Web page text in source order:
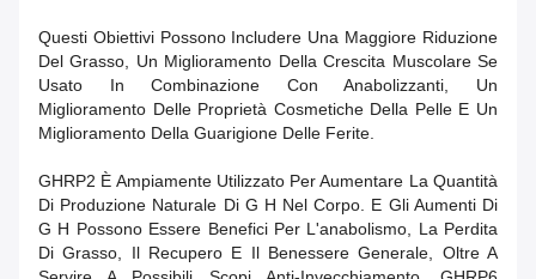
Questi Obiettivi Possono Includere Una Maggiore Riduzione
Del Grasso, Un Miglioramento Della Crescita Muscolare Se
Usato In Combinazione Con Anabolizzanti, Un
Miglioramento Delle Proprietà Cosmetiche Della Pelle E Un
Miglioramento Della Guarigione Delle Ferite.
GHRP2 È Ampiamente Utilizzato Per Aumentare La Quantità
Di Produzione Naturale Di G H Nel Corpo. E Gli Aumenti Di
G H Possono Essere Benefici Per L'anabolismo, La Perdita
Di Grasso, Il Recupero E Il Benessere Generale, Oltre A